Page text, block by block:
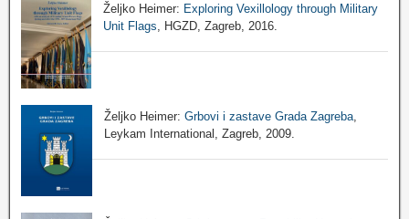
Željko Heimer: Exploring Vexillology through Military
Unit Flags , HGZD, Zagreb, 2016.
Željko Heimer: Grbovi i zastave Grada Zagreba
Leykam International, Zagreb, 2009.